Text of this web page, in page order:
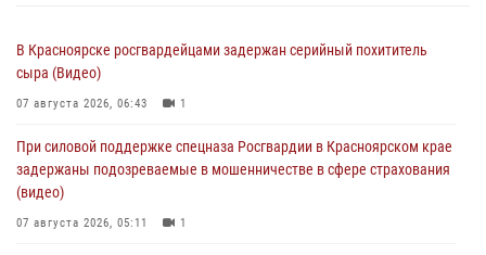
В Красноярске росгвардейцами задержан серийный похититель
сыра (Видео)
07 августа 2026, 06:43 1
При силовой поддержке спецназа Росгвардии в Красноярском крае
задержаны подозреваемые в мошенничестве в сфере страхования
(видео)
07 августа 2026, 05:11 1